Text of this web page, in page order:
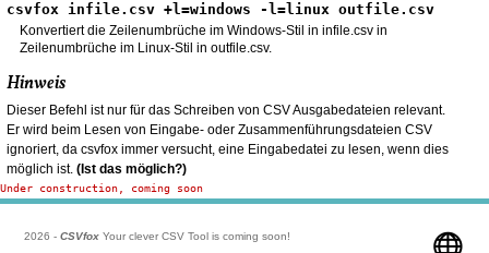
csvfox infile.csv +l=windows -l=linux outfile.csv
Konvertiert die Zeilenumbrüche im Windows-Stil in infile.csv in
Zeilenumbrüche im Linux-Stil in outfile.csv.
Hinweis
Dieser Befehl ist nur für das Schreiben von CSV Ausgabedateien relevant.
Er wird beim Lesen von Eingabe- oder Zusammenführungsdateien CSV
ignoriert, da csvfox immer versucht, eine Eingabedatei zu lesen, wenn dies
möglich ist. (Ist das möglich?)
Under construction, coming soon
2026 -CSVfox Your clever CSV Tool is coming soon!